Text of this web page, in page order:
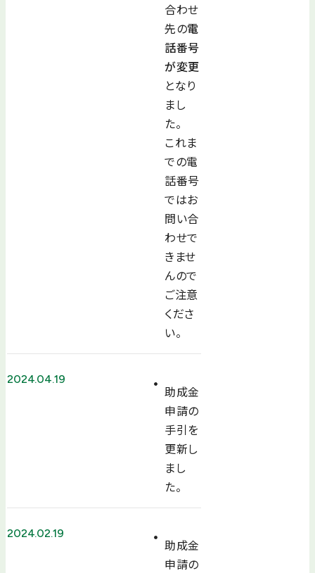
合わせ
先の電
話番号
が変更
となり
まし
た。
これま
での電
話番号
ではお
問い合
わせで
きませ
んので
ご注意
くださ
い。
2024.04.19
助成金
申請の
手引を
更新し
まし
た。
2024.02.19
助成金
申請の